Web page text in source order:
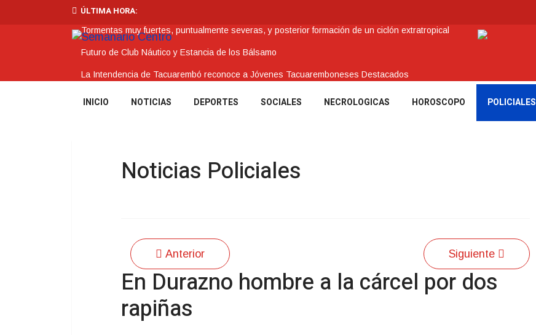
ÚLTIMA HORA:
Tormentas muy fuertes, puntualmente severas, y posterior formación de un ciclón extratropical
Futuro de Club Náutico y Estancia de los Bálsamo
La Intendencia de Tacuarembó reconoce a Jóvenes Tacuaremboneses Destacados
BPS redujo la tasa de interés de todos sus préstamos sociales y abrió nueva línea de crédito
INICIO NOTICIAS DEPORTES SOCIALES NECROLOGICAS HOROSCOPO POLICIALES
Noticias Policiales
Anterior Siguiente
En Durazno hombre a la cárcel por dos
rapiñas